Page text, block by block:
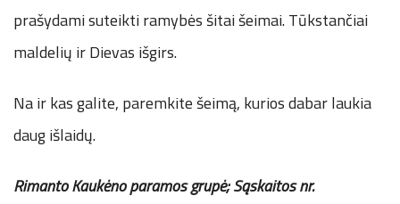
prašydami suteikti ramybės šitai šeimai. Tūkstančiai
maldelių ir Dievas išgirs.
Na ir kas galite, paremkite šeimą, kurios dabar laukia
daug išlaidų.
Rimanto Kaukėno paramos grupė; Sąskaitos nr.